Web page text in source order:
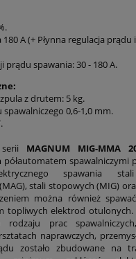
A (+ Płynna regulacja prądu
prądu spawania: 30 - 180 A.
z drutem: 5 kg.
0,6-1,0 mm.
MAGNUM MIG-MMA
spawalniczymi
spawania stali
stali stopowych (MIG)
można również
topliwych elektrod otulonych.
rodzaju prac
naprawczych,
zostało zbudowane na